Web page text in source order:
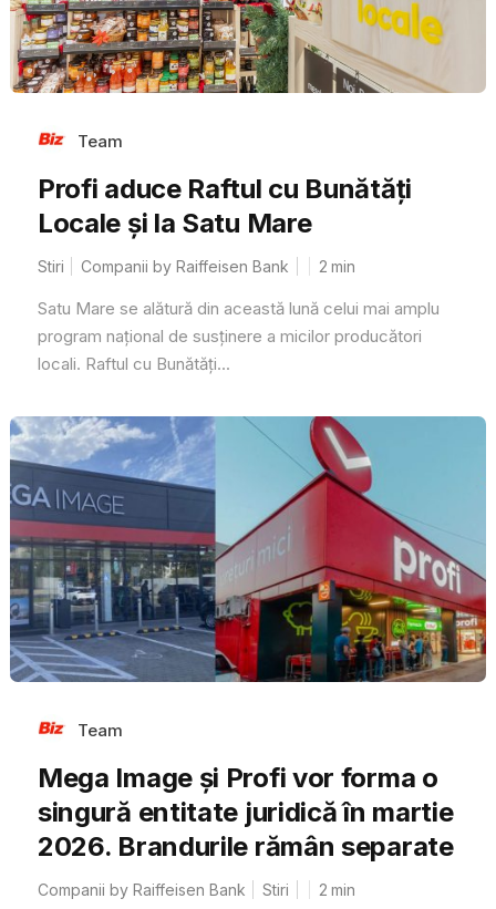
Team
Profi aduce Raftul cu Bunătăți
Locale și la Satu Mare
Stiri Companii by Raiffeisen Bank 2 min
Satu Mare se alătură din această lună celui mai amplu
program național de susținere a micilor producători
locali. Raftul cu Bunătăți...
Team
Mega Image și Profi vor forma o
singură entitate juridică în martie
2026. Brandurile rămân separate
Companii by Raiffeisen Bank Stiri 2 min